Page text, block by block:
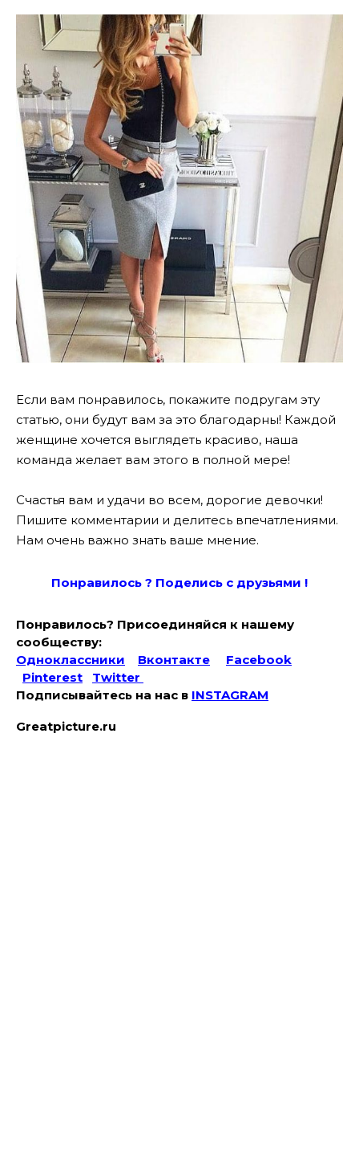
Если вам понравилось, покажите подругам эту
статью, они будут вам за это благодарны! Каждой
женщине хочется выглядеть красиво, наша
команда желает вам этого в полной мере!
Счастья вам и удачи во всем, дорогие девочки!
Пишите комментарии и делитесь впечатлениями.
Нам очень важно знать ваше мнение.
Понравилось ? Поделись с друзьями !
Понравилось? Присоединяйся к нашему
сообществу:
Одноклассники
Вконтакте
Facebook
Pinterest
Twitter
Подписывайтесь на наc в INSTAGRAM
Greatpicture.ru